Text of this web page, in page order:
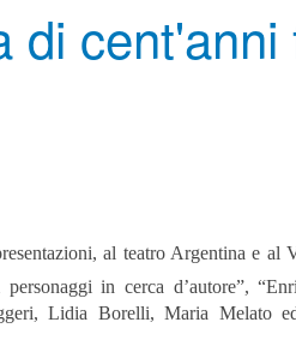
di cent'anni
al teatro Argentina e al
in cerca d’autore”,
Lidia Borelli, Maria Melato